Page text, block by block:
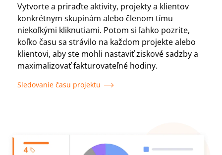
Vytvorte a priraďte aktivity, projekty a klientov
konkrétnym skupinám alebo členom tímu
niekoľkými kliknutiami. Potom si ľahko pozrite,
koľko času sa strávilo na každom projekte alebo
klientovi, aby ste mohli nastaviť ziskové sadzby a
maximalizovať fakturovateľné hodiny.
Sledovanie času projektu